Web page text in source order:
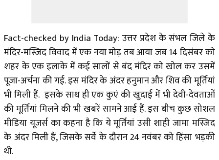
Fact-checked by India Today: उत्तर प्रदेश के संभल जिले के
मंदिर-मस्जिद विवाद में एक नया मोड़ तब आया जब 14 दिसंबर को
शहर के एक इलाके में कई सालों से बंद मंदिर को खोल कर उसमें
पूजा-अर्चना की गई. इस मंदिर के अंदर हनुमान और शिव की मूर्तियां
भी मिली हैं. इसके साथ ही एक कुएं की खुदाई में भी देवी-देवताओं
की मूर्तियां मिलने की भी खबरें सामने आई हैं. इस बीच कुछ सोशल
मीडिया यूजर्स का कहना है कि ये मूर्तियां उसी शाही जामा मस्जिद
के अंदर मिली हैं, जिसके सर्वे के दौरान 24 नवंबर को हिंसा भड़की
थी.